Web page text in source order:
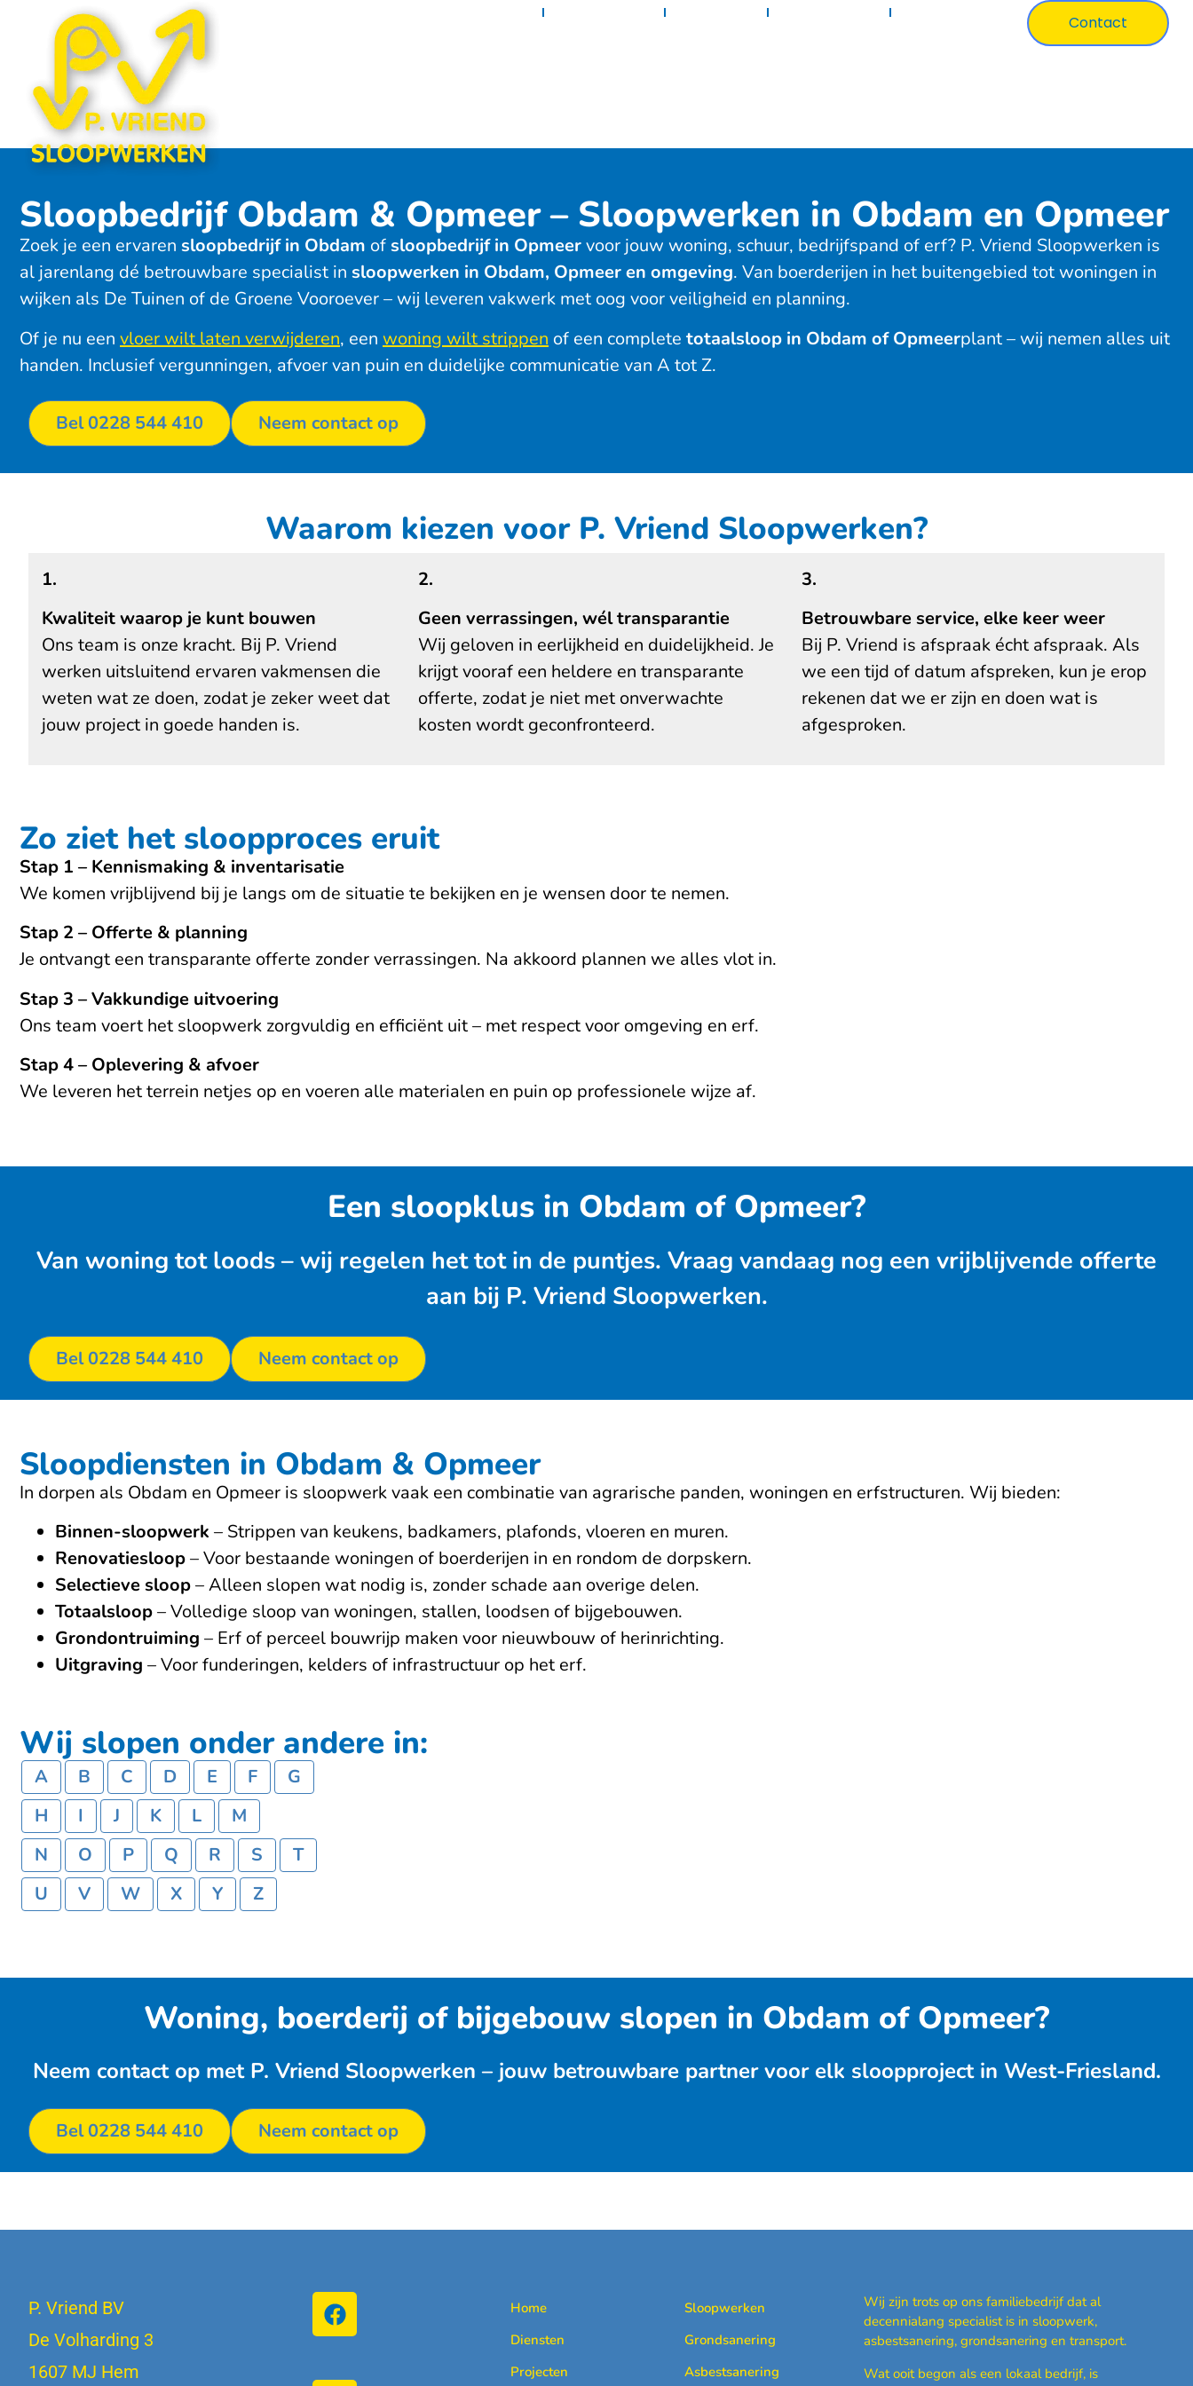
Contact
Sloopbedrijf Obdam & Opmeer – Sloopwerken in Obdam en Opmeer
Zoek je een ervaren sloopbedrijf in Obdam ofsloopbedrijf in Opmeervoor jouw woning, schuur, bedrijfspand of erf? P. Vriend Sloopwerken is
al jarenlang dé betrouwbare specialist in sloopwerken in Obdam, Opmeer en omgeving. Van boerderijen in het buitengebied tot woningen in
wijken als De Tuinen of de Groene Vooroever – wij leveren vakwerk met oog voor veiligheid en planning.
Of je nu een vloer wilt laten verwijderen, een woning wilt strippen of een complete totaalsloop in Obdam of Opmeerplant – wij nemen alles uit
handen. Inclusief vergunningen, afvoer van puin en duidelijke communicatie van A tot Z.
Bel 0228 544 410 Neem contact op
Waarom kiezen voor P. Vriend Sloopwerken?
1.
Kwaliteit waarop je kunt bouwen
Ons team is onze kracht. Bij P. Vriend
werken uitsluitend ervaren vakmensen die
weten wat ze doen, zodat je zeker weet dat
jouw project in goede handen is.
2.
Geen verrassingen, wél transparantie
Wij geloven in eerlijkheid en duidelijkheid. Je
krijgt vooraf een heldere en transparante
offerte, zodat je niet met onverwachte
kosten wordt geconfronteerd.
3.
Betrouwbare service, elke keer weer
Bij P. Vriend is afspraak écht afspraak. Als
we een tijd of datum afspreken, kun je erop
rekenen dat we er zijn en doen wat is
afgesproken.
Zo ziet het sloopproces eruit
Stap 1 – Kennismaking & inventarisatie
We komen vrijblijvend bij je langs om de situatie te bekijken en je wensen door te nemen.
Stap 2 – Offerte & planning
Je ontvangt een transparante offerte zonder verrassingen. Na akkoord plannen we alles vlot in.
Stap 3 – Vakkundige uitvoering
Ons team voert het sloopwerk zorgvuldig en efficiënt uit – met respect voor omgeving en erf.
Stap 4 – Oplevering & afvoer
We leveren het terrein netjes op en voeren alle materialen en puin op professionele wijze af.
Een sloopklus in Obdam of Opmeer?
Van woning tot loods – wij regelen het tot in de puntjes. Vraag vandaag nog een vrijblijvende offerte
aan bij P. Vriend Sloopwerken.
Bel 0228 544 410 Neem contact op
Sloopdiensten in Obdam & Opmeer
In dorpen als Obdam en Opmeer is sloopwerk vaak een combinatie van agrarische panden, woningen en erfstructuren. Wij bieden:
Binnen-sloopwerk – Strippen van keukens, badkamers, plafonds, vloeren en muren.
Renovatiesloop– Voor bestaande woningen of boerderijen in en rondom de dorpskern.
Selectieve sloop– Alleen slopen wat nodig is, zonder schade aan overige delen.
Totaalsloop– Volledige sloop van woningen, stallen, loodsen of bijgebouwen.
Grondontruiming – Erf of perceel bouwrijp maken voor nieuwbouw of herinrichting.
Uitgraving – Voor funderingen, kelders of infrastructuur op het erf.
Wij slopen onder andere in:
A B C D E F
G
H
I J K L
M
N
O P Q R S
T
U
V W X Y Z
Woning, boerderij of bijgebouw slopen in Obdam of Opmeer?
Neem contact op met P. Vriend Sloopwerken – jouw betrouwbare partner voor elk sloopproject in West-Friesland.
Bel 0228 544 410 Neem contact op
P. Vriend BV
De Volharding 3
1607 MJ Hem
Home
Diensten
Projecten
Sloopwerken
Grondsanering
Asbestsanering
Wij zijn trots op ons familiebedrijf dat al
decennialang specialist is in sloopwerk,
asbestsanering, grondsanering en transport.
Wat ooit begon als een lokaal bedrijf, is